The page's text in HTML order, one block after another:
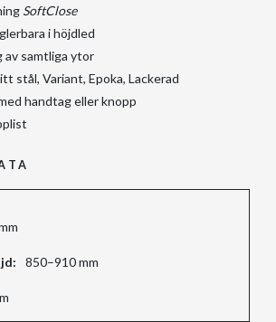
SoftClose
i höjdled
av samtliga ytor
stål, Variant, Epoka, Lackerad
handtag eller knopp
850–910 mm